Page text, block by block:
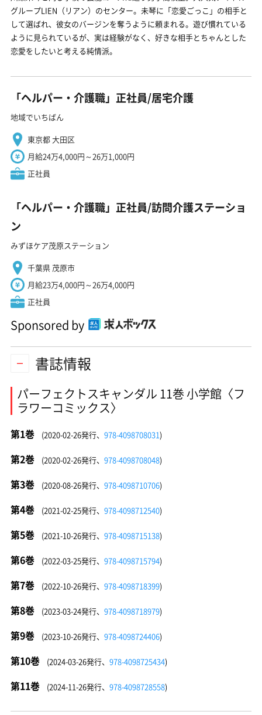
グループLIEN（リアン）のセンター。未琴に「恋愛ごっこ」の相手と
して選ばれ、彼女のバージンを奪うように頼まれる。遊び慣れている
ように見られているが、実は経験がなく、好きな相手とちゃんとした
恋愛をしたいと考える純情派。
「ヘルパー・介護職」正社員/居宅介護
地域でいちばん
東京都 大田区
月給24万4,000円～26万1,000円
正社員
「ヘルパー・介護職」正社員/訪問介護ステーショ
ン
みずほケア茂原ステーション
千葉県 茂原市
月給23万4,000円～26万4,000円
正社員
Sponsored by
書誌情報
パーフェクトスキャンダル 11巻 小学館〈フ
ラワーコミックス〉
第1巻 (2020-02-26発行、 978-4098708031)
第2巻 (2020-02-26発行、 978-4098708048)
第3巻 (2020-08-26発行、 978-4098710706)
第4巻 (2021-02-25発行、 978-4098712540)
第5巻 (2021-10-26発行、 978-4098715138)
第6巻 (2022-03-25発行、 978-4098715794)
第7巻 (2022-10-26発行、 978-4098718399)
第8巻 (2023-03-24発行、 978-4098718979)
第9巻 (2023-10-26発行、 978-4098724406)
第10巻 (2024-03-26発行、 978-4098725434)
第11巻 (2024-11-26発行、 978-4098728558)